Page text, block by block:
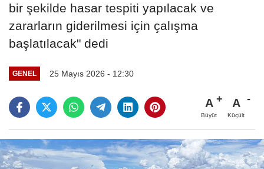
bir şekilde hasar tespiti yapılacak ve
zararların giderilmesi için çalışma
başlatılacak" dedi
GENEL 25 Mayıs 2026 - 12:30
A
Büyüt
A
Küçült